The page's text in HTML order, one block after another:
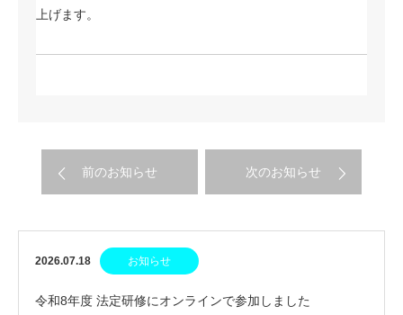
上げます。
前のお知らせ 次のお知らせ
2026.07.18 お知らせ
令和8年度 法定研修にオンラインで参加しました